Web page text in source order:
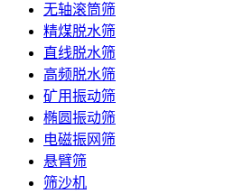
无轴滚筒筛
精煤脱水筛
直线脱水筛
高频脱水筛
矿用振动筛
椭圆振动筛
电磁振网筛
悬臂筛
筛沙机